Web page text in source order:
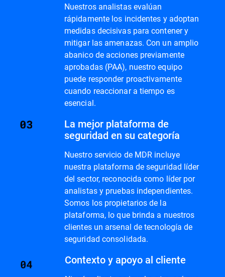
Nuestros analistas evalúan
rápidamente los incidentes y adoptan
medidas decisivas para contener y
mitigar las amenazas. Con un amplio
abanico de acciones previamente
aprobadas (PAA), nuestro equipo
puede responder proactivamente
cuando reaccionar a tiempo es
esencial.
La mejor plataforma de
seguridad en su categoría
Nuestro servicio de MDR incluye
nuestra plataforma de seguridad líder
del sector, reconocida como líder por
analistas y pruebas independientes.
Somos los propietarios de la
plataforma, lo que brinda a nuestros
clientes un arsenal de tecnología de
seguridad consolidada.
Contexto y apoyo al cliente